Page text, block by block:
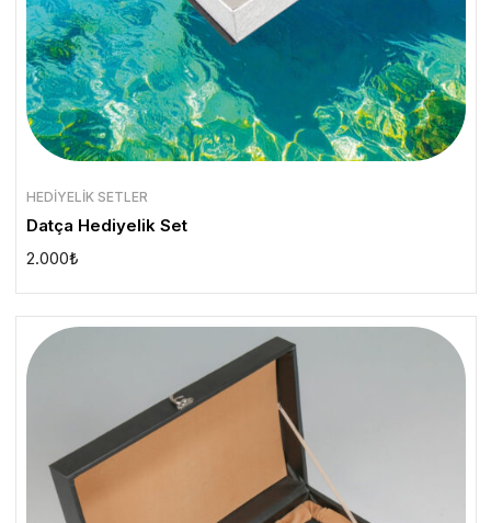
HEDIYELIK SETLER
Datça Hediyelik Set
2.000₺